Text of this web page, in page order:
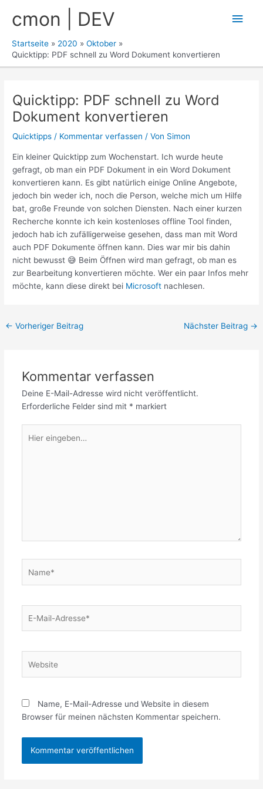
Inhaltcmon | DEV
Startseite 2020
Oktober
Quicktipp: PDF schnell zu Word Dokument konvertieren
Quicktipp: PDF schnell zu Word
Dokument konvertieren
Quicktipps / Kommentar verfassen / Von Simon
Ein kleiner Quicktipp zum Wochenstart. Ich wurde heute
gefragt, ob man ein PDF Dokument in ein Word Dokument
konvertieren kann. Es gibt natürlich einige Online Angebote,
jedoch bin weder ich, noch die Person, welche mich um Hilfe
bat, große Freunde von solchen Diensten. Nach einer kurzen
Recherche konnte ich kein kostenloses offline Tool finden,
jedoch hab ich zufälligerweise gesehen, dass man mit Word
auch PDF Dokumente öffnen kann. Dies war mir bis dahin
nicht bewusst 😅 Beim Öffnen wird man gefragt, ob man es
zur Bearbeitung konvertieren möchte. Wer ein paar Infos mehr
möchte, kann diese direkt bei Microsoft nachlesen.
← Vorheriger Beitrag Nächster Beitrag →
Kommentar verfassen
Deine E-Mail-Adresse wird nicht veröffentlicht.
Erforderliche Felder sind mit * markiert
eingeben…
Mail-
Name, E-Mail-Adresse und Website in diesem
Browser für meinen nächsten Kommentar speichern.